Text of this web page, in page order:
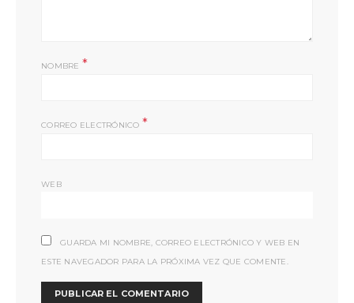
NOMBRE *
CORREO ELECTRÓNICO *
WEB
GUARDA MI NOMBRE, CORREO ELECTRÓNICO Y WEB EN
ESTE NAVEGADOR PARA LA PRÓXIMA VEZ QUE COMENTE.